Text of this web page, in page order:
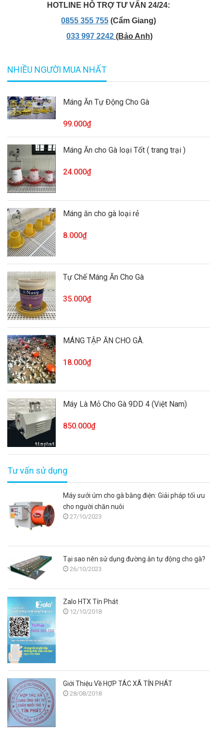
HOTLINE HỖ TRỢ TƯ VẤN 24/24:
0855 355 755 (Cẩm Giang)
033 997 2242 (Bảo Anh)
NHIỀU NGƯỜI MUA NHẤT
Máng Ăn Tự Động Cho Gà
99.000₫
Máng Ăn cho Gà loại Tốt ( trang trại )
24.000₫
Máng ăn cho gà loại rẻ
8.000₫
Tự Chế Máng Ăn Cho Gà
35.000₫
MÁNG TẬP ĂN CHO GÀ.
18.000₫
Máy Là Mỏ Cho Gà 9DD 4 (Việt Nam)
850.000₫
Tư vấn sử dụng
Máy sưởi úm cho gà bằng điện: Giải pháp tối ưu
cho người chăn nuôi
27/10/2023
Tại sao nên sử dụng đường ăn tự động cho gà?
26/10/2023
Zalo HTX Tín Phát
12/10/2018
Giới Thiệu Về HỢP TÁC XÃ TÍN PHÁT
28/08/2018